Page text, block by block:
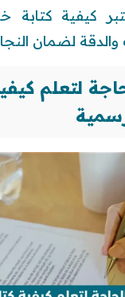
كيفية
لضمان
لتعلم